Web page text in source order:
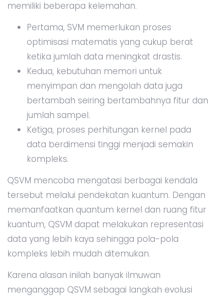
memiliki beberapa kelemahan.
Pertama, SVM memerlukan proses
optimisasi matematis yang cukup berat
ketika jumlah data meningkat drastis.
Kedua, kebutuhan memori untuk
menyimpan dan mengolah data juga
bertambah seiring bertambahnya fitur dan
jumlah sampel.
Ketiga, proses perhitungan kernel pada
data berdimensi tinggi menjadi semakin
kompleks.
QSVM mencoba mengatasi berbagai kendala
tersebut melalui pendekatan kuantum. Dengan
memanfaatkan quantum kernel dan ruang fitur
kuantum, QSVM dapat melakukan representasi
data yang lebih kaya sehingga pola-pola
kompleks lebih mudah ditemukan.
Karena alasan inilah banyak ilmuwan
menganggap QSVM sebagai langkah evolusi